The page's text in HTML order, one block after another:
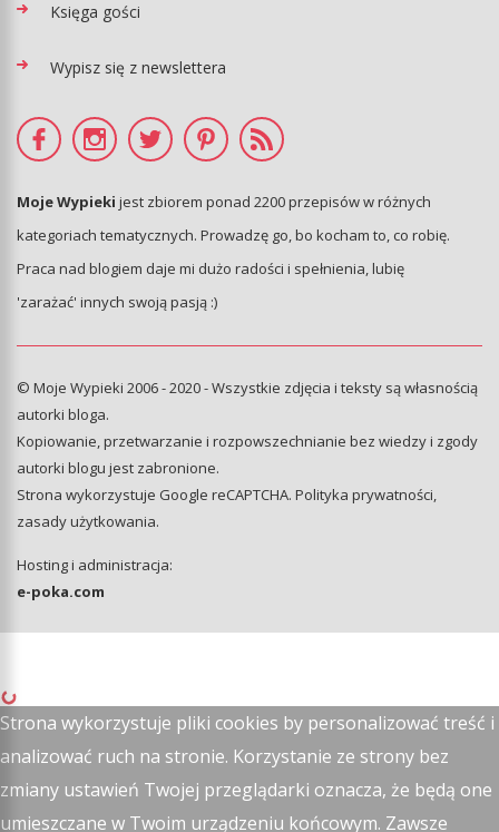
Księga gości
Wypisz się z newslettera
Moje Wypieki jest zbiorem ponad 2200 przepisów w różnych
kategoriach tematycznych. Prowadzę go, bo kocham to, co robię.
Praca nad blogiem daje mi dużo radości i spełnienia, lubię
'zarażać' innych swoją pasją :)
© Moje Wypieki 2006 - 2020 - Wszystkie zdjęcia i teksty są własnością
autorki bloga.
Kopiowanie, przetwarzanie i rozpowszechnianie bez wiedzy i zgody
autorki blogu jest zabronione.
Strona wykorzystuje Google reCAPTCHA. Polityka prywatności,
zasady użytkowania.
Hosting i administracja:
e-poka.com
Strona wykorzystuje pliki cookies by personalizować treść i
analizować ruch na stronie. Korzystanie ze strony bez
zmiany ustawień Twojej przeglądarki oznacza, że będą one
umieszczane w Twoim urządzeniu końcowym. Zawsze